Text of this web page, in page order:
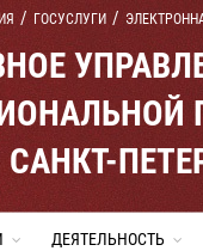
ГОСУСЛУГИ
САНКТ-
ДЕЯТЕЛЬНОСТЬ